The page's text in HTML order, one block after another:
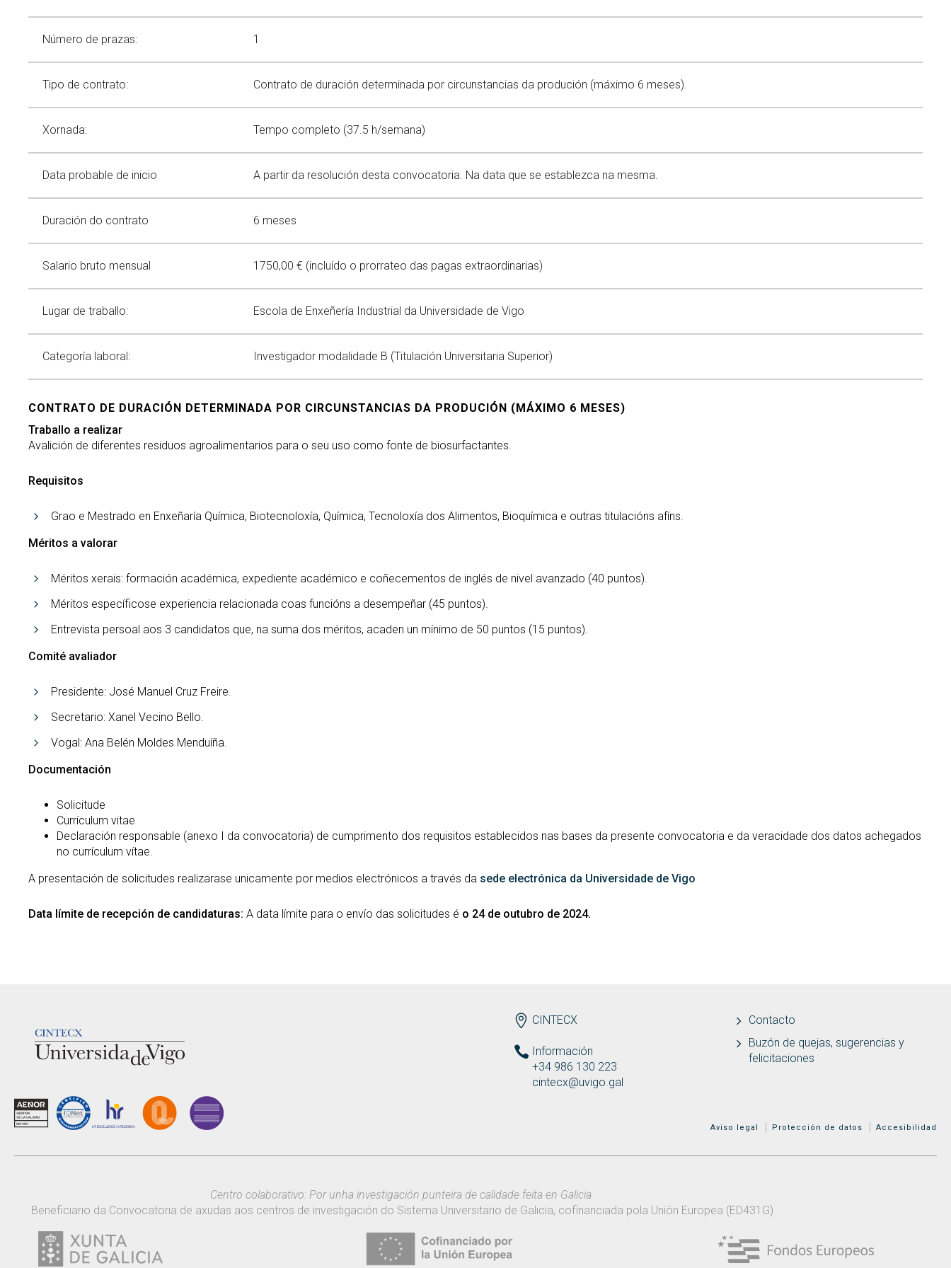
Spin offs
Noticias
Calendario
Política de Igualdad
Igualdad en la investigación
Igualdad en CINTECX
Search
Buscar
por:
Número de prazas: 1
Tipo de contrato: Contrato de duración determinada por circunstancias da produción (máximo 6 meses).
Xornada: Tempo completo (37.5 h/semana)
Data probable de inicio A partir da resolución desta convocatoria. Na data que se establezca na mesma.
Duración do contrato 6 meses
Salario bruto mensual 1750,00 € (incluído o prorrateo das pagas extraordinarias)
Lugar de traballo: Escola de Enxeñería Industrial da Universidade de Vigo
Categoría laboral: Investigador modalidade B (Titulación Universitaria Superior)
CONTRATO DE DURACIÓN DETERMINADA POR CIRCUNSTANCIAS DA PRODUCIÓN (MÁXIMO 6 MESES)
Traballo a realizar
Avalición de diferentes residuos agroalimentarios para o seu uso como fonte de biosurfactantes.
Requisitos
Grao e Mestrado en Enxeñaría Química, Biotecnoloxía, Química, Tecnoloxía dos Alimentos, Bioquímica e outras titulacións afíns.
Méritos a valorar
Méritos xerais: formación académica, expediente académico e coñecementos de inglés de nivel avanzado (40 puntos).
Méritos específicose experiencia relacionada coas funcións a desempeñar (45 puntos).
Entrevista persoal aos 3 candidatos que, na suma dos méritos, acaden un mínimo de 50 puntos (15 puntos).
Comité avaliador
Presidente: José Manuel Cruz Freire.
Secretario: Xanel Vecino Bello.
Vogal: Ana Belén Moldes Menduíña.
Documentación
Solicitude
Currículum vitae
Declaración responsable (anexo I da convocatoria) de cumprimento dos requisitos establecidos nas bases da presente convocatoria e da veracidade dos datos achegados
no currículum vítae.
A presentación de solicitudes realizarase unicamente por medios electrónicos a través da sede electrónica da Universidade de Vigo
Data límite de recepción de candidaturas: A data límite para o envío das solicitudes é o 24 de outubro de 2024.
ENDEREZO ES
CINTECX
Información
+34 986 130 223
cintecx@uvigo.gal
Contacto
Buzón de quejas, sugerencias y
felicitaciones
MENÚ ADICIONAL
Aviso legal Protección de datos Accesibilidad
Centro colaborativo: Por unha investigación punteira de calidade feita en Galicia.
Beneficiario da Convocatoria de axudas aos centros de investigación do Sistema Universitario de Galicia, cofinanciada pola Unión Europea (ED431G)